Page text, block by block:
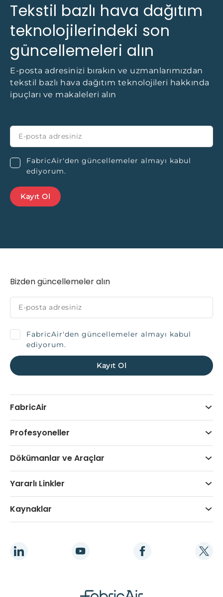
Tekstil bazlı hava dağıtım
teknolojilerindeki son
güncellemeleri alın
E-posta adresinizi bırakın ve uzmanlarımızdan
tekstil bazlı hava dağıtım teknolojileri hakkında
ipuçları ve makaleleri alın
FabricAir'den güncellemeler almayı kabul
ediyorum.
FabricAir
Profesyoneller
Dökümanlar ve Araçlar
Yararlı Linkler
Kaynaklar
Bizden güncellemeler alın
FabricAir'den güncellemeler almayı kabul
ediyorum.